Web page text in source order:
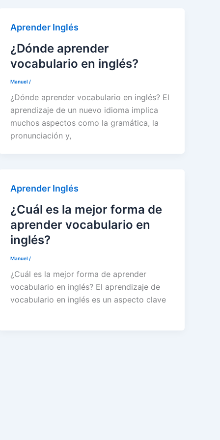
Aprender Inglés
¿Dónde aprender
vocabulario en inglés?
Manuel/
¿Dónde aprender vocabulario en inglés? El
aprendizaje de un nuevo idioma implica
muchos aspectos como la gramática, la
pronunciación y,
Aprender Inglés
¿Cuál es la mejor forma de
aprender vocabulario en
inglés?
Manuel/
¿Cuál es la mejor forma de aprender
vocabulario en inglés? El aprendizaje de
vocabulario en inglés es un aspecto clave